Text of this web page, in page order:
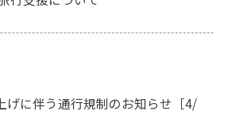
げに伴う通行規制のお知らせ［4/